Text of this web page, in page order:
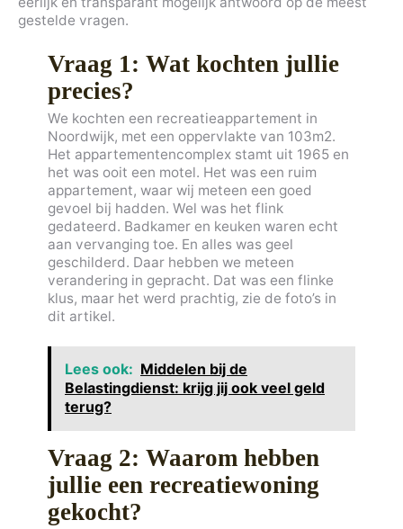
gestelde vragen.
Vraag 1: Wat kochten jullie
precies?
We kochten een recreatieappartement in
Noordwijk, met een oppervlakte van 103m2.
Het appartementencomplex stamt uit 1965 en
het was ooit een motel. Het was een ruim
appartement, waar wij meteen een goed
gevoel bij hadden. Wel was het flink
gedateerd. Badkamer en keuken waren echt
aan vervanging toe. En alles was geel
geschilderd. Daar hebben we meteen
verandering in gepracht. Dat was een flinke
klus, maar het werd prachtig, zie de foto’s in
dit artikel.
Lees ook: Middelen bij de
Belastingdienst: krijg jij ook veel geld
terug?
Vraag 2: Waarom hebben
jullie een recreatiewoning
gekocht?